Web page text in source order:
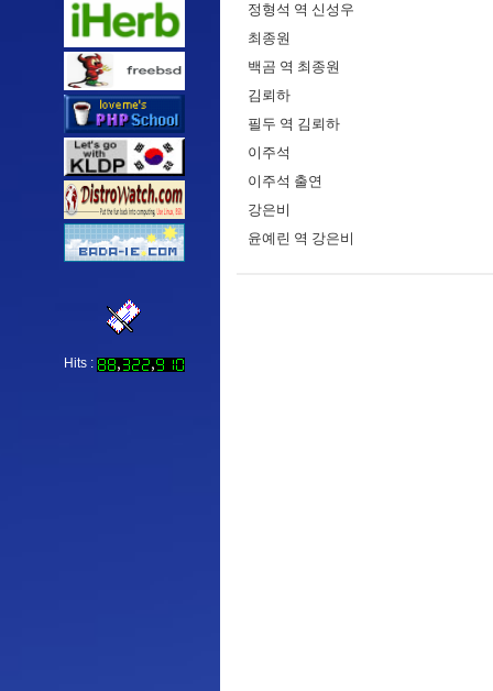
Hits :
정형석 역 신성우
최종원
백곰 역 최종원
김뢰하
필두 역 김뢰하
이주석
이주석 출연
강은비
윤예린 역 강은비